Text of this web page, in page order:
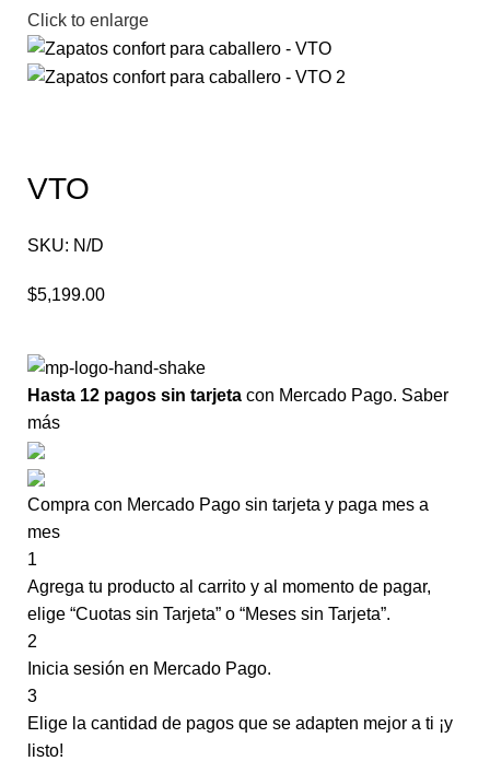
Click to enlarge
VTO
SKU: N/D
$5,199.00
Hasta 12 pagos sin tarjeta con Mercado Pago. Saber
más
Compra con Mercado Pago sin tarjeta y paga mes a
mes
1
Agrega tu producto al carrito y al momento de pagar,
elige “Cuotas sin Tarjeta” o “Meses sin Tarjeta”.
2
Inicia sesión en Mercado Pago.
3
Elige la cantidad de pagos que se adapten mejor a ti ¡y
listo!